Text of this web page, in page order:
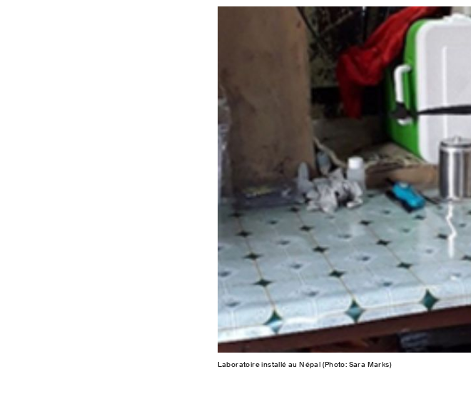
Laboratoire installé au Népal (Photo: Sara Marks)